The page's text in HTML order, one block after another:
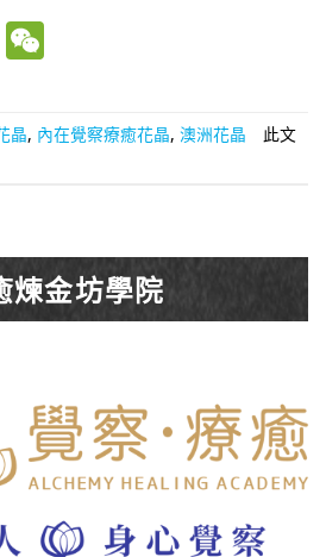
WhatsApp
晶, 內在覺察療癒花晶, 澳洲花晶 此文
煉金坊學院